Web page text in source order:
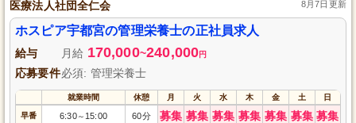
医療法人社団全仁会 8月7日更新
ホスピア宇都宮の管理栄養士の正社員求人
給与 月給 170,000~240,000円
応募要件必須: 管理栄養士
就業時間 休憩 月 火 水 木 金 土 日
早番 6:30～ 15:00 60分 募集 募集 募集 募集 募集 募集 募集